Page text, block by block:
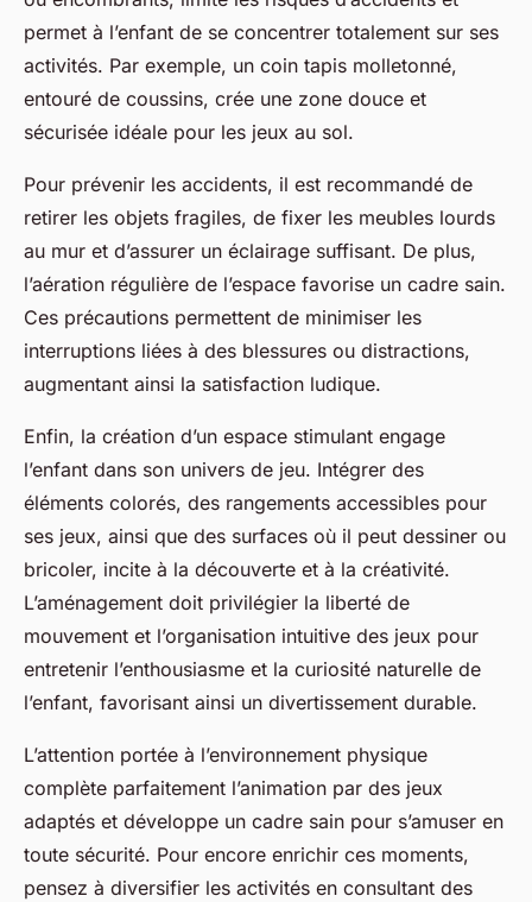
permet à l’enfant de se concentrer totalement sur ses
activités. Par exemple, un coin tapis molletonné,
entouré de coussins, crée une zone douce et
sécurisée idéale pour les jeux au sol.
Pour prévenir les accidents, il est recommandé de
retirer les objets fragiles, de fixer les meubles lourds
au mur et d’assurer un éclairage suffisant. De plus,
l’aération régulière de l’espace favorise un cadre sain.
Ces précautions permettent de minimiser les
interruptions liées à des blessures ou distractions,
augmentant ainsi la satisfaction ludique.
Enfin, la création d’un espace stimulant engage
l’enfant dans son univers de jeu. Intégrer des
éléments colorés, des rangements accessibles pour
ses jeux, ainsi que des surfaces où il peut dessiner ou
bricoler, incite à la découverte et à la créativité.
L’aménagement doit privilégier la liberté de
mouvement et l’organisation intuitive des jeux pour
entretenir l’enthousiasme et la curiosité naturelle de
l’enfant, favorisant ainsi un divertissement durable.
L’attention portée à l’environnement physique
complète parfaitement l’animation par des jeux
adaptés et développe un cadre sain pour s’amuser en
toute sécurité. Pour encore enrichir ces moments,
pensez à diversifier les activités en consultant des